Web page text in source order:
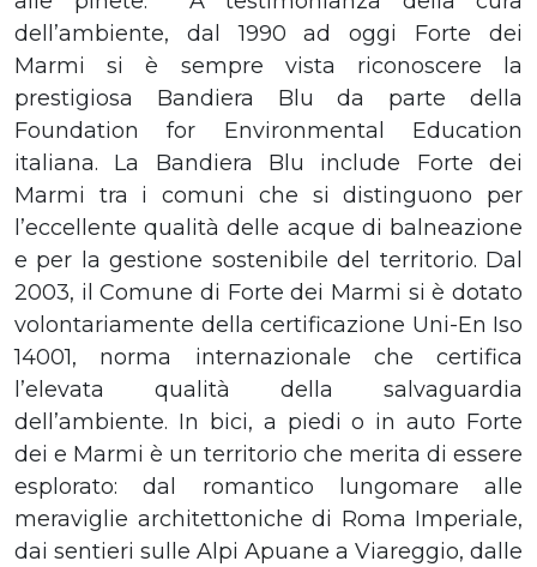
dell’ambiente, dal 1990 ad oggi Forte dei
Marmi si è sempre vista riconoscere la
prestigiosa Bandiera Blu da parte della
Foundation for Environmental Education
italiana. La Bandiera Blu include Forte dei
Marmi tra i comuni che si distinguono per
l’eccellente qualità delle acque di balneazione
e per la gestione sostenibile del territorio. Dal
2003, il Comune di Forte dei Marmi si è dotato
volontariamente della certificazione Uni-En Iso
14001, norma internazionale che certifica
l’elevata qualità della salvaguardia
dell’ambiente. In bici, a piedi o in auto Forte
dei e Marmi è un territorio che merita di essere
esplorato: dal romantico lungomare alle
meraviglie architettoniche di Roma Imperiale,
dai sentieri sulle Alpi Apuane a Viareggio, dalle